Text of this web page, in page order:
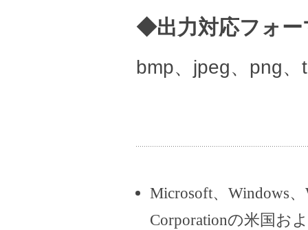
◆出力対応フォー
bmp、jpeg、png、
Microsoft、Windows
Corporationの米国お